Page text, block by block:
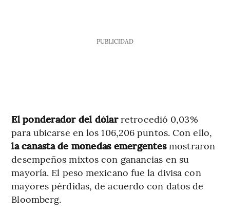
PUBLICIDAD
El ponderador del dólarretrocedió 0,03%
para ubicarse en los 106,206 puntos. Con ello,
la canasta de monedas emergentesmostraron
desempeños mixtos con ganancias en su
mayoría. El peso mexicano fue la divisa con
mayores pérdidas, de acuerdo con datos de
Bloomberg.